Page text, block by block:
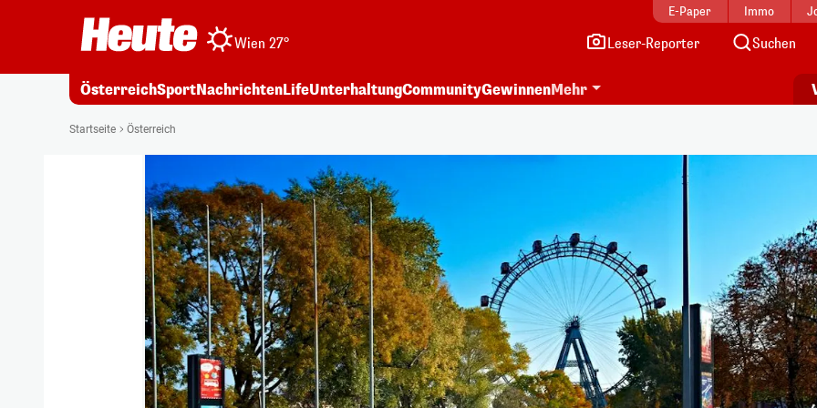
E-Paper Immo
Wien 27° Leser-Reporter Suchen
ÖsterreichSportNachrichtenLifeUnterhaltungCommunityGewinnenMehr
Startseite Österreich